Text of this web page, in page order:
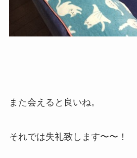
また会えると良いね。
それでは失礼致します〜〜！